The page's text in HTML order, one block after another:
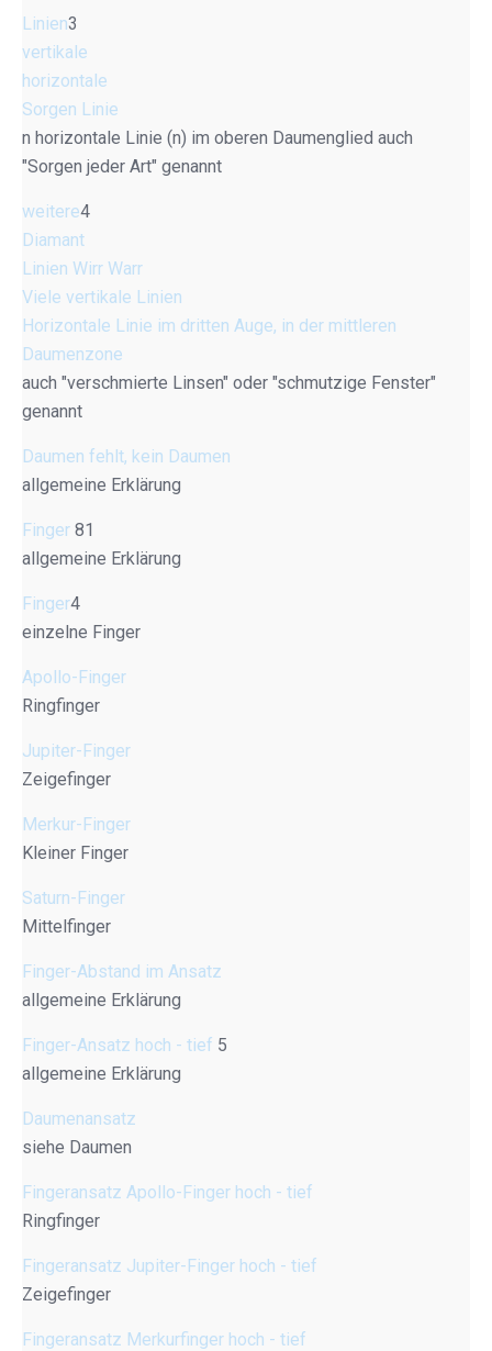
Linien3
vertikale
horizontale
Sorgen Linie
n horizontale Linie (n) im oberen Daumenglied auch
"Sorgen jeder Art" genannt
weitere4
Diamant
Linien Wirr Warr
Viele vertikale Linien
Horizontale Linie im dritten Auge, in der mittleren
Daumenzone
auch "verschmierte Linsen" oder "schmutzige Fenster"
genannt
Daumen fehlt, kein Daumen
allgemeine Erklärung
Finger 81
allgemeine Erklärung
Finger4
einzelne Finger
Apollo-Finger
Ringfinger
Jupiter-Finger
Zeigefinger
Merkur-Finger
Kleiner Finger
Saturn-Finger
Mittelfinger
Finger-Abstand im Ansatz
allgemeine Erklärung
Finger-Ansatz hoch - tief 5
allgemeine Erklärung
Daumenansatz
siehe Daumen
Fingeransatz Apollo-Finger hoch - tief
Ringfinger
Fingeransatz Jupiter-Finger hoch - tief
Zeigefinger
Fingeransatz Merkurfinger hoch - tief